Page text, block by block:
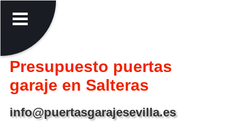
Presupuesto puertas
garaje en Salteras
info@puertasgarajesevilla.es